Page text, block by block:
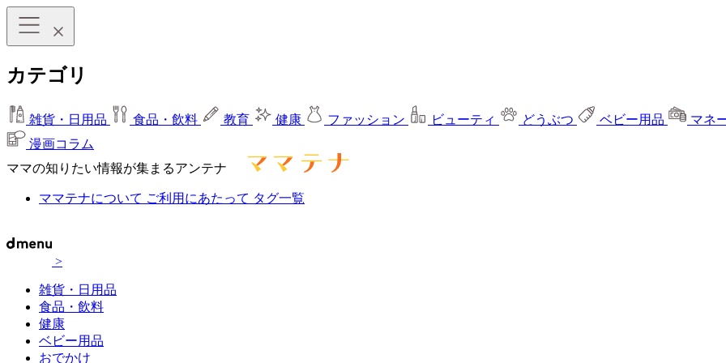
カテゴリ
雑貨・日用品 食品・飲料 教育 健康 ファッション ビューティ どうぶつ ベビー用品
マネ
漫画コラム
ママの知りたい情報が集まるアンテナ
ママテナについて ご利用にあたって タグ一覧
>
雑貨・日用品
食品・飲料
健康
ベビー用品
おでかけ